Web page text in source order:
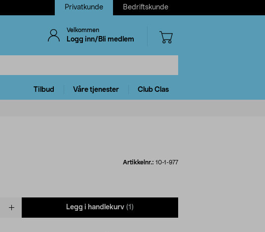
Privatkunde Bedriftskunde
Velkommen
Logg inn/Bli medlem
Tilbud Våre tjenester Club Clas
Artikkelnr.: 10-1-977
Legg i handlekurv (1)